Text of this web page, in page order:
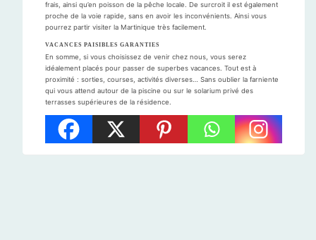
frais, ainsi qu’en poisson de la pêche locale. De surcroit il est également
proche de la voie rapide, sans en avoir les inconvénients. Ainsi vous
pourrez partir visiter la Martinique très facilement.
VACANCES PAISIBLES GARANTIES
En somme, si vous choisissez de venir chez nous, vous serez
idéalement placés pour passer de superbes vacances. Tout est à
proximité : sorties, courses, activités diverses… Sans oublier la farniente
qui vous attend autour de la piscine ou sur le solarium privé des
terrasses supérieures de la résidence.